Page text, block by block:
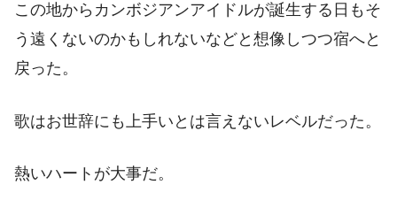
この地からカンボジアンアイドルが誕生する日もそ
う遠くないのかもしれないなどと想像しつつ宿へと
戻った。
歌はお世辞にも上手いとは言えないレベルだった。
熱いハートが大事だ。